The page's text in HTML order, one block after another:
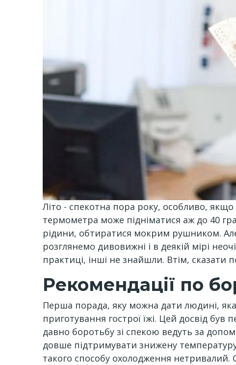
Літо - спекотна пора року, особливо, якщо
термометра може підніматися аж до 40
рідини, обтиратися мокрим рушником.
розглянемо дивовижні і в деякій мірі
практиці, інші не знайшли. Втім, сказати
Рекомендації по
Перша порада, яку можна дати людині,
приготування гострої їжі. Цей досвід
давно боротьбу зі спекою ведуть за
довше підтримувати знижену
такого способу охолодження